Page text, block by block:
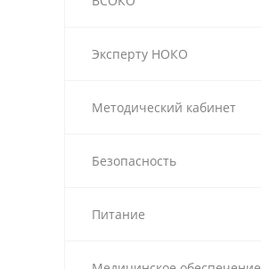
Эксперту НОКО
Методический кабинет
Безопасность
Питание